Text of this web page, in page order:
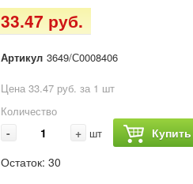
33.47 руб.
Артикул 3649/С0008406
Цена 33.47 руб. за 1 шт
Количество
- + шт Купить
Остаток: 30